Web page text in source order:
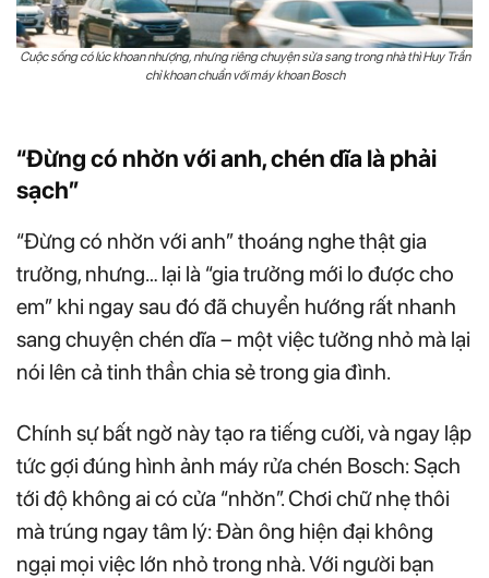
Cuộc sống có lúc khoan nhượng, nhưng riêng chuyện sửa sang trong nhà thì Huy Trần
chỉ khoan chuẩn với máy khoan Bosch
“Đừng có nhờn với anh, chén dĩa là phải
sạch”
“Đừng có nhờn với anh” thoáng nghe thật gia
trưởng, nhưng… lại là “gia trưởng mới lo được cho
em” khi ngay sau đó đã chuyển hướng rất nhanh
sang chuyện chén dĩa – một việc tưởng nhỏ mà lại
nói lên cả tinh thần chia sẻ trong gia đình.
Chính sự bất ngờ này tạo ra tiếng cười, và ngay lập
tức gợi đúng hình ảnh máy rửa chén Bosch: Sạch
tới độ không ai có cửa “nhờn”. Chơi chữ nhẹ thôi
mà trúng ngay tâm lý: Đàn ông hiện đại không
ngại mọi việc lớn nhỏ trong nhà. Với người bạn